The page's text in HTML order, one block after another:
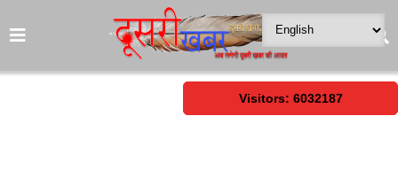
Visitors: 6032187